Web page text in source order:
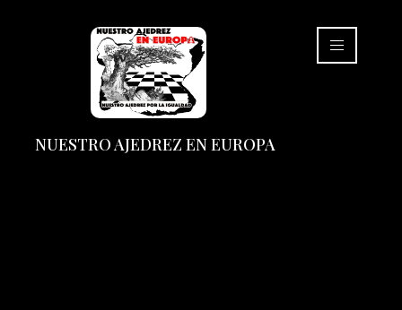
NUESTRO AJEDREZ EN EUROPA